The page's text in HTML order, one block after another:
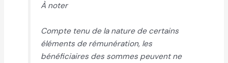
À noter
Compte tenu de la nature de certains
éléments de rémunération, les
bénéficiaires des sommes peuvent ne